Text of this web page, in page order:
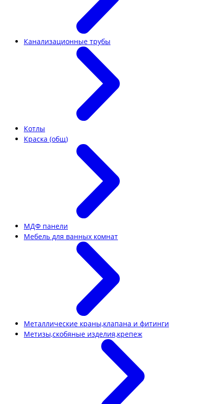
Канализационные трубы
Котлы
Краска (общ)
МДФ панели
Мебель для ванных комнат
Металлические краны,клапана и фитинги
Метизы,скобяные изделия,крепеж